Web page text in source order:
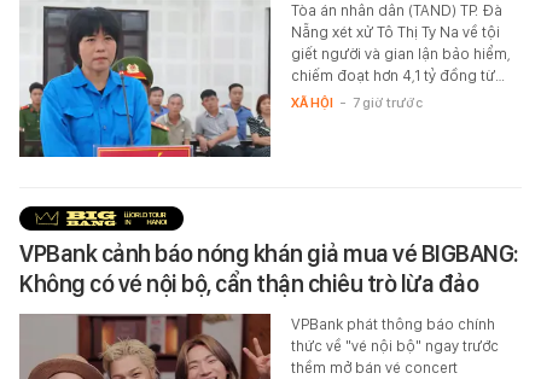
Tòa án nhân dân (TAND) TP. Đà
Nẵng xét xử Tô Thị Ty Na về tội
giết người và gian lận bảo hiểm,
chiếm đoạt hơn 4,1 tỷ đồng từ…
XÃ HỘI - 7 giờ trước
VPBank cảnh báo nóng khán giả mua vé BIGBANG:
Không có vé nội bộ, cẩn thận chiêu trò lừa đảo
VPBank phát thông báo chính
thức về "vé nội bộ" ngay trước
thềm mở bán vé concert